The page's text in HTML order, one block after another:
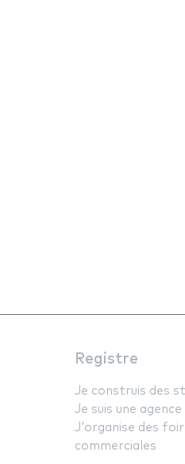
Registre
Je construis des
Je suis une
J'organise des
commerciales